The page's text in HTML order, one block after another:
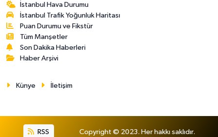
İstanbul Hava Durumu
İstanbul Trafik Yoğunluk Haritası
Puan Durumu ve Fikstür
Tüm Manşetler
Son Dakika Haberleri
Haber Arşivi
Künye İletişim
RSS Copyright © 2023. Her hakkı saklıdır.